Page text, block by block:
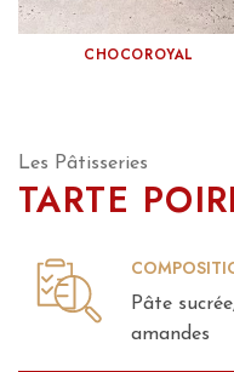
CHOCOROYAL
Les Pâtisseries
TARTE
Pâte
amandes